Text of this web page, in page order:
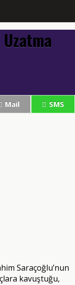
Mail SMS
Saraçoğlu’nun
kavuştuğu,